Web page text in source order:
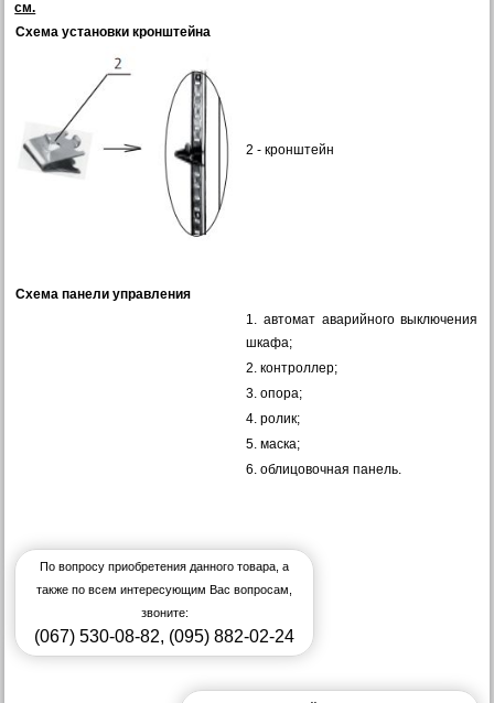
см.
Схема установки кронштейна
2 - кронштейн
Схема панели управления
1. автомат аварийного выключения
шкафа;
2. контроллер;
3. опора;
4. ролик;
5. маска;
6. облицовочная панель.
По вопросу приобретения данного товара, а
также по всем интересующим Вас вопросам,
звоните:
(067) 530-08-82, (095) 882-02-24